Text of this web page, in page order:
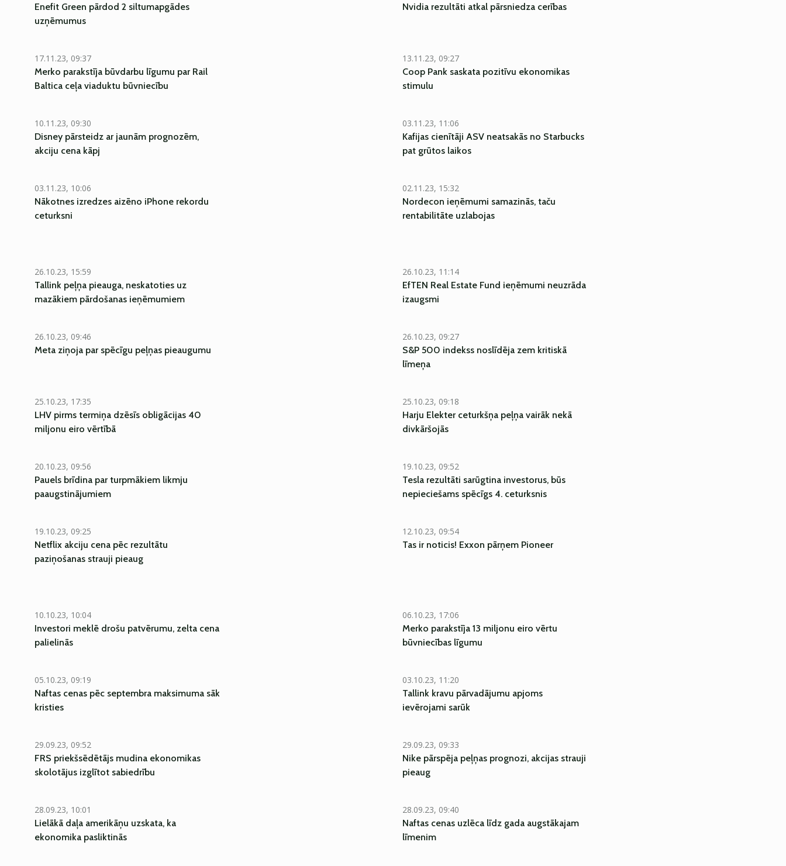
Enefit Green pārdod 2 siltumapgādes
uzņēmumus
Nvidia rezultāti atkal pārsniedza cerības
17.11.23, 09:37
Merko parakstīja būvdarbu līgumu par Rail
Baltica ceļa viaduktu būvniecību
13.11.23, 09:27
Coop Pank saskata pozitīvu ekonomikas
stimulu
10.11.23, 09:30
Disney pārsteidz ar jaunām prognozēm,
akciju cena kāpj
03.11.23, 11:06
Kafijas cienītāji ASV neatsakās no Starbucks
pat grūtos laikos
03.11.23, 10:06
Nākotnes izredzes aizēno iPhone rekordu
ceturksni
02.11.23, 15:32
Nordecon ieņēmumi samazinās, taču
rentabilitāte uzlabojas
26.10.23, 15:59
Tallink peļņa pieauga, neskatoties uz
mazākiem pārdošanas ieņēmumiem
26.10.23, 11:14
EfTEN Real Estate Fund ieņēmumi neuzrāda
izaugsmi
26.10.23, 09:46
Meta ziņoja par spēcīgu peļņas pieaugumu
26.10.23, 09:27
S&P 500 indekss noslīdēja zem kritiskā
līmeņa
25.10.23, 17:35
LHV pirms termiņa dzēsīs obligācijas 40
miljonu eiro vērtībā
25.10.23, 09:18
Harju Elekter ceturkšņa peļņa vairāk nekā
divkāršojās
20.10.23, 09:56
Pauels brīdina par turpmākiem likmju
paaugstinājumiem
19.10.23, 09:52
Tesla rezultāti sarūgtina investorus, būs
nepieciešams spēcīgs 4. ceturksnis
19.10.23, 09:25
Netflix akciju cena pēc rezultātu
paziņošanas strauji pieaug
12.10.23, 09:54
Tas ir noticis! Exxon pārņem Pioneer
10.10.23, 10:04
Investori meklē drošu patvērumu, zelta cena
palielinās
06.10.23, 17:06
Merko parakstīja 13 miljonu eiro vērtu
būvniecības līgumu
05.10.23, 09:19
Naftas cenas pēc septembra maksimuma sāk
kristies
03.10.23, 11:20
Tallink kravu pārvadājumu apjoms
ievērojami sarūk
29.09.23, 09:52
FRS priekšsēdētājs mudina ekonomikas
skolotājus izglītot sabiedrību
29.09.23, 09:33
Nike pārspēja peļņas prognozi, akcijas strauji
pieaug
28.09.23, 10:01
Lielākā daļa amerikāņu uzskata, ka
ekonomika pasliktinās
28.09.23, 09:40
Naftas cenas uzlēca līdz gada augstākajam
līmenim